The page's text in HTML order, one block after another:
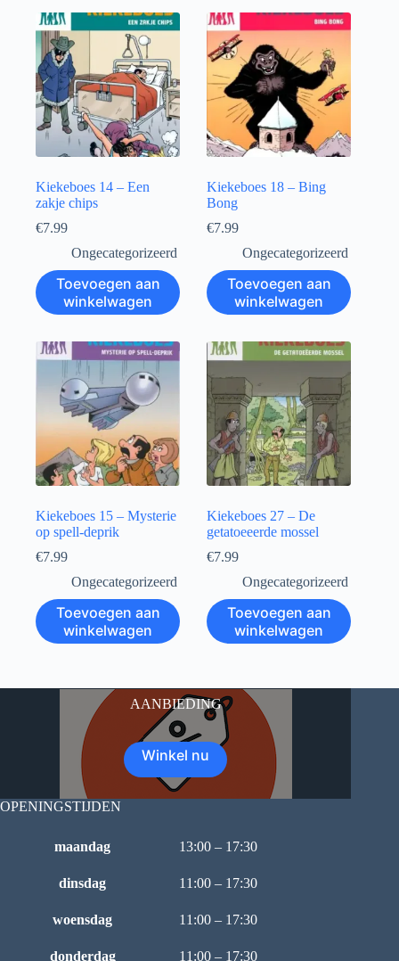
Kiekeboes 14 – Een
zakje chips
€7.99
Ongecategorizeerd
Toevoegen aan
winkelwagen
Kiekeboes 18 – Bing
Bong
€7.99
Ongecategorizeerd
Toevoegen aan
winkelwagen
Kiekeboes 15 – Mysterie
op spell-deprik
€7.99
Ongecategorizeerd
Toevoegen aan
winkelwagen
Kiekeboes 27 – De
getatoeeerde mossel
€7.99
Ongecategorizeerd
Toevoegen aan
winkelwagen
AANBIEDING
Winkel nu
OPENINGSTIJDEN
maandag 13:00 – 17:30
dinsdag 11:00 – 17:30
woensdag 11:00 – 17:30
donderdag 11:00 – 17:30